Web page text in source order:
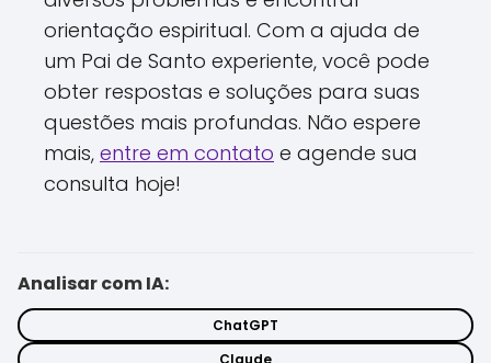
orientação espiritual. Com a ajuda de
um Pai de Santo experiente, você pode
obter respostas e soluções para suas
questões mais profundas. Não espere
mais, entre em contato e agende sua
consulta hoje!
Analisar com IA:
ChatGPT
Claude